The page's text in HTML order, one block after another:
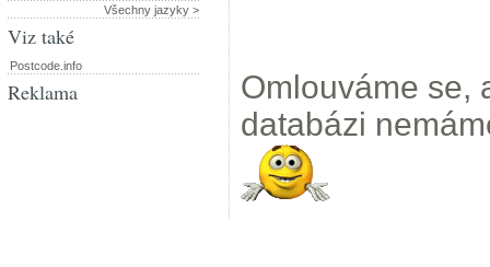
Omlouváme se,
databázi
Všechny jazyky >
Viz také
Postcode.info
Reklama